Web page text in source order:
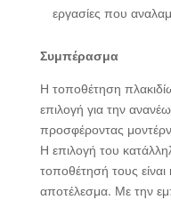
εργασίες που
Συμπέρασμα
Η τοποθέτηση
επιλογή για την
προσφέροντας
Η επιλογή του
τοποθέτησή τους είναι
αποτέλεσμα. Με την